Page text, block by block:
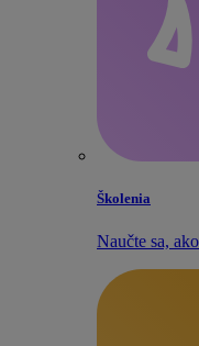
Školenia
Naučte sa,